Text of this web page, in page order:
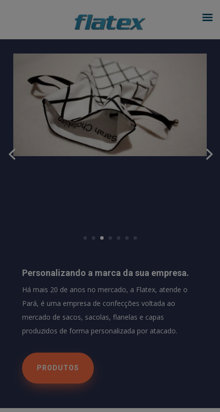
Personalizando a marca da sua empresa.
Há mais 20 de anos no mercado, a Flatex, atende o
Pará, é uma empresa de confecções voltada ao
mercado de sacos, sacolas, flanelas e capas
produzidos de forma personalizada por atacado.
PRODUTOS